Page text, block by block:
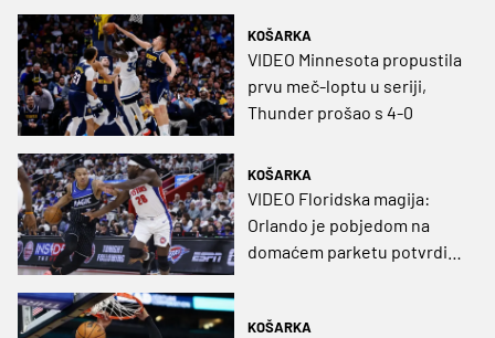
KOŠARKA
VIDEO Minnesota propustila
prvu meč-loptu u seriji,
Thunder prošao s 4-0
KOŠARKA
VIDEO Floridska magija:
Orlando je pobjedom na
domaćem parketu potvrdio
KOŠARKA